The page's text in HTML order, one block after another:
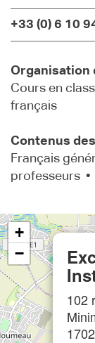
+33 (0) 6 10
Organisation
Cours en
français
Contenus
Français
professeurs •
102
+
−